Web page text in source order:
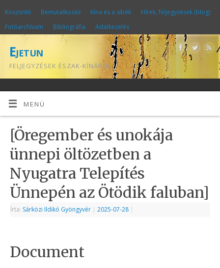
Köszöntő Bemutatkozás Kína és a sibék
Hírek, feljegyzések (blog)
Fotóarchívum
Bibliográfia Adatkezelés
Ejetun
FELJEGYZÉSEK ÉSZAK-KÍNÁRÓL
MENÜ
[Öregember és unokája
ünnepi öltözetben a
Nyugatra Telepítés
Ünnepén az Ötödik faluban]
Írta: Sárközi Ildikó Gyöngyvér | 2025-07-28 |
Document